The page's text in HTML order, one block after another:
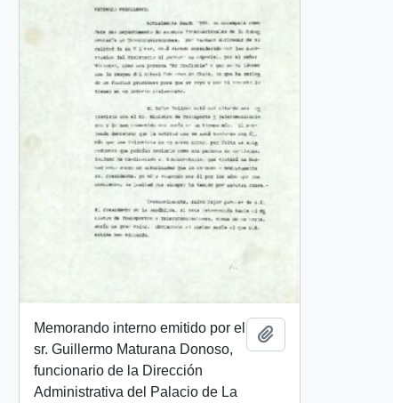
Memorando interno emitido por el
sr. Guillermo Maturana Donoso,
funcionario de la Dirección
Administrativa del Palacio de La